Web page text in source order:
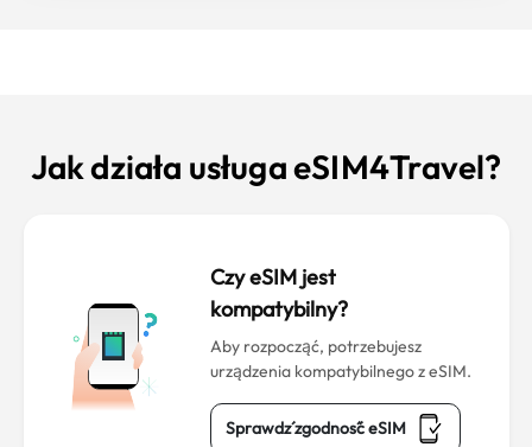
Jak działa usługa eSIM4Travel?
Czy eSIM jest
kompatybilny?
Aby rozpocząć, potrzebujesz
urządzenia kompatybilnego z eSIM.
Sprawdź zgodność eSIM